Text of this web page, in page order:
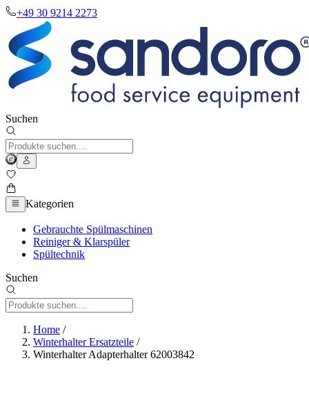
+49 30 9214 2273
Suchen
Kategorien
Gebrauchte Spülmaschinen
Reiniger & Klarspüler
Spültechnik
Suchen
Home /
Winterhalter Ersatzteile /
Winterhalter Adapterhalter 62003842